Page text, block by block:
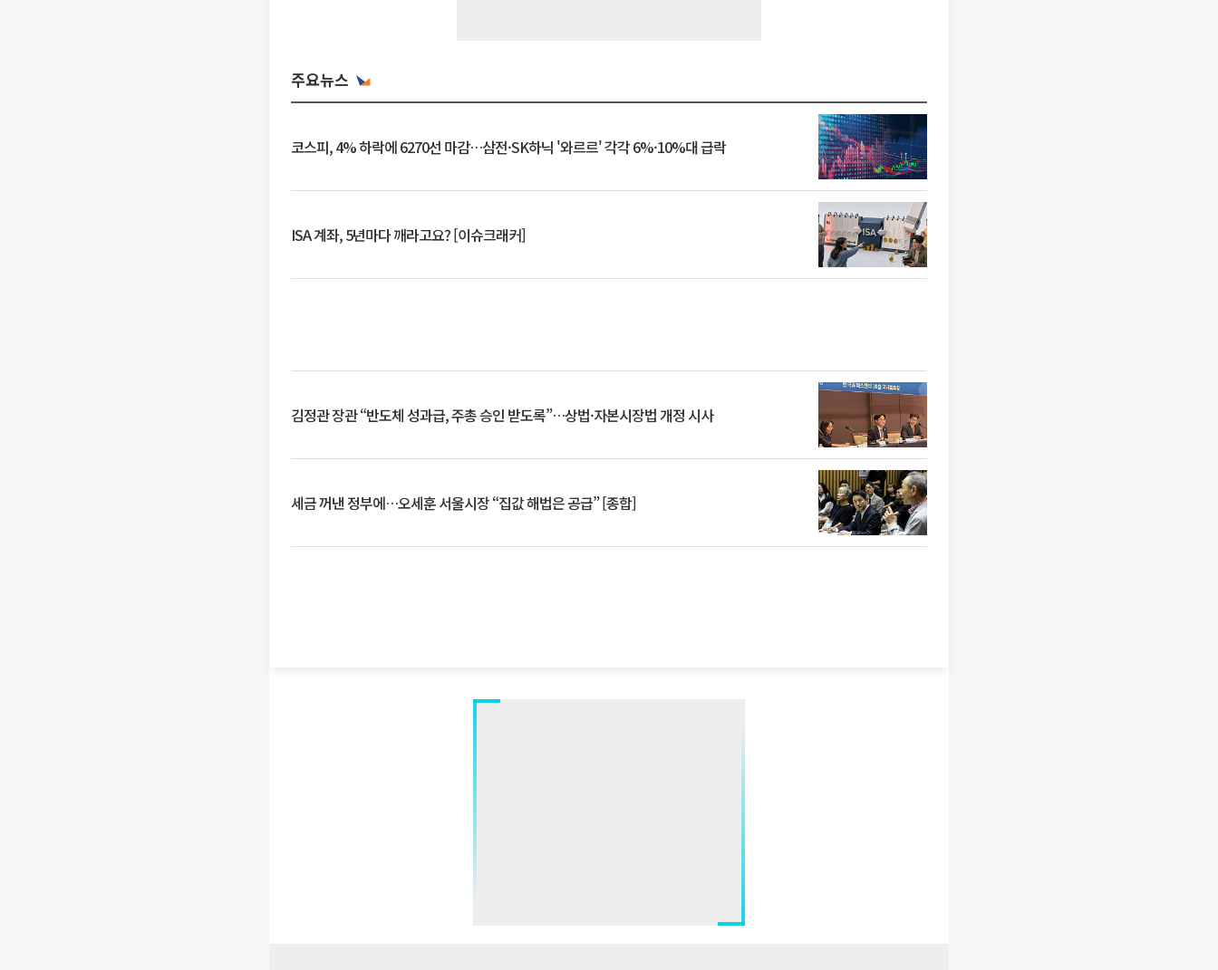
주요뉴스
코스피, 4% 하락에 6270선 마감…삼전·SK하닉 '와르르' 각각 6%·10%대 급락
ISA 계좌, 5년마다 깨라고요? [이슈크래커]
김정관 장관 “반도체 성과급, 주총 승인 받도록”…상법·자본시장법 개정 시사
세금 꺼낸 정부에…오세훈 서울시장 “집값 해법은 공급” [종합]